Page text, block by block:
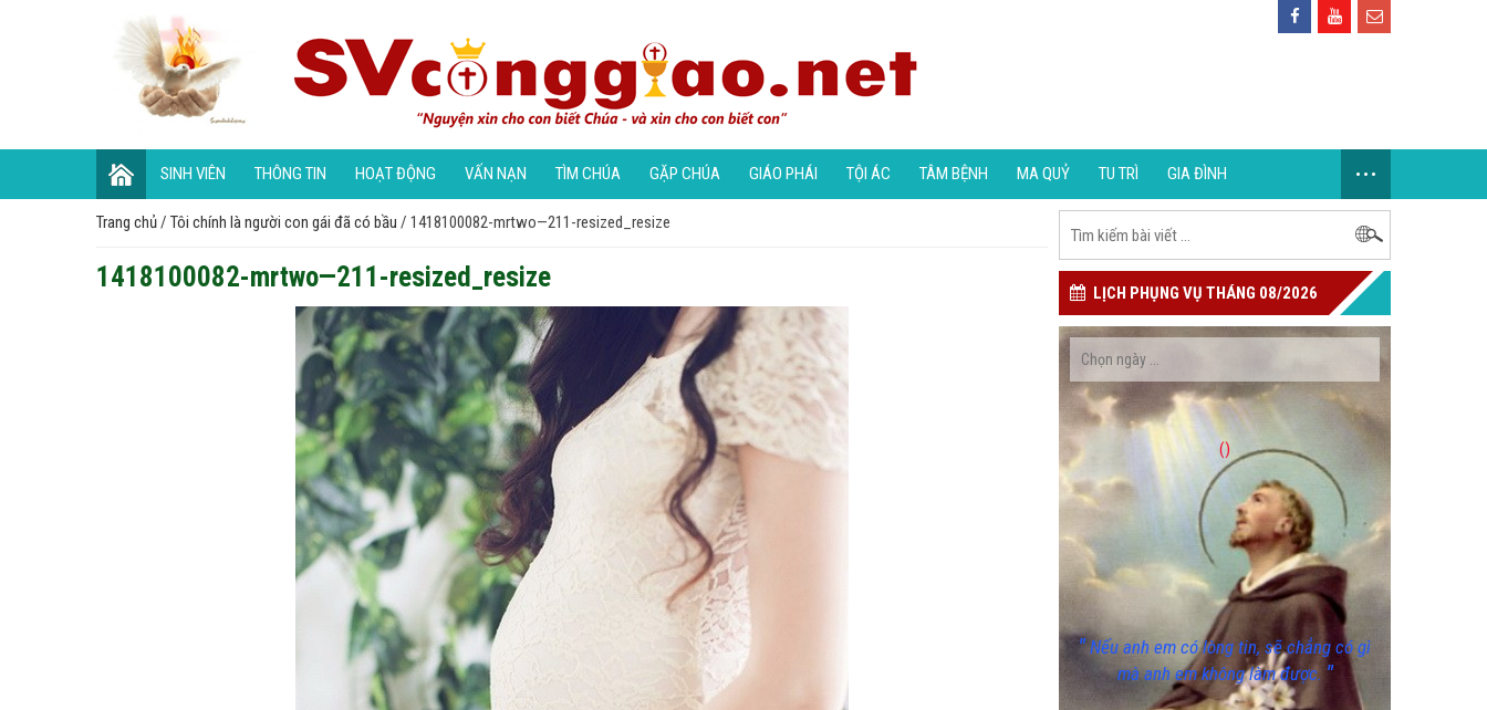
SINH VIÊN THÔNG TIN HOẠT ĐỘNG VẤN NẠN TÌM CHÚA GẶP CHÚA GIÁO PHÁI TỘI ÁC TÂM BỆNH MA QUỶ TU TRÌ GIA ĐÌNH ...
Trang chủ/ Tôi chính là người con gái đã có bầu / 1418100082-mrtwo—211-resized_resize
1418100082-mrtwo—211-resized_resize LỊCH PHỤNG VỤ THÁNG 08/2026
()
"Nếu anh em có lòng tin, sẽ chẳng có gì
mà anh em không làm được. "